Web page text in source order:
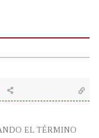
EL TÉRMINO